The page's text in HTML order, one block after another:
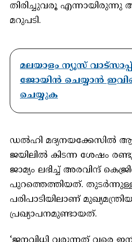
തിരിച്ചുവരൂ എന്നായിരുന്നു
മറുപടി.
മലയാളം ന്യൂസ്
ജോയിൻ ചെയ്യാൻ
ചെയ്യുക
ഡൽഹി മദ്യനയക്കേസിൽ
ജയിലിൽ കിടന്ന ശേഷം
ജാമ്യം ലഭിച്ച് അരവിന്ദ്
പുറത്തെത്തിയത്.
പരിപാടിയിലാണ്
പ്രഖ്യാപനമുണ്ടായത്.